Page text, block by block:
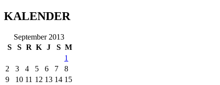
KALENDER
September 2013
S
S R K J S M
1
2
3 4 5 6 7
8
9
10 11 12 13 14 15